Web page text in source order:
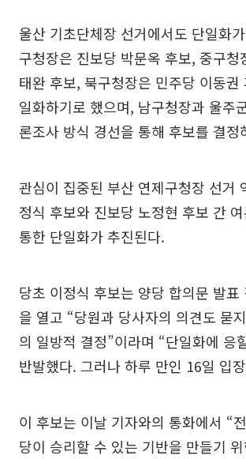
울산 기초단체장 선거에서도 단일화
구청장은 진보당 박문옥 후보, 중구청
태완 후보, 북구청장은 민주당 이동권
일화하기로 했으며, 남구청장과 울주
론조사 방식 경선을 통해 후보를 결정
관심이 집중된 부산 연제구청장 선거
정식 후보와 진보당 노정현 후보 간
통한 단일화가 추진된다.
당초 이정식 후보는 양당 합의문 발표
을 열고 “당원과 당사자의 의견도 묻
의 일방적 결정”이라며 “단일화에 응
반발했다. 그러나 하루 만인 16일 입
이 후보는 이날 기자와의 통화에서 “
당이 승리할 수 있는 기반을 만들기